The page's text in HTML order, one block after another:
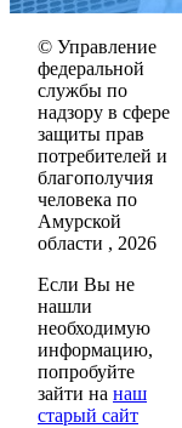
© Управление
федеральной
службы по
надзору в сфере
защиты прав
потребителей и
благополучия
человека по
Амурской
области , 2026
Если Вы не
нашли
необходимую
информацию,
попробуйте
зайти на наш
старый сайт